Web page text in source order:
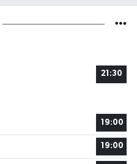
21:30
19:00
19:00